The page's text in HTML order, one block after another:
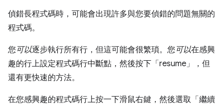
偵錯長程式碼時，可能會出現許多與您要偵錯的問題無關的
程式碼。
您可以逐步執行所有行，但這可能會很繁瑣。您可以在感興
趣的行上設定程式碼行中斷點，然後按下「resume」
，但
還有更快速的方法。
在您感興趣的程式碼行上按一下滑鼠右鍵，然後選取「繼續